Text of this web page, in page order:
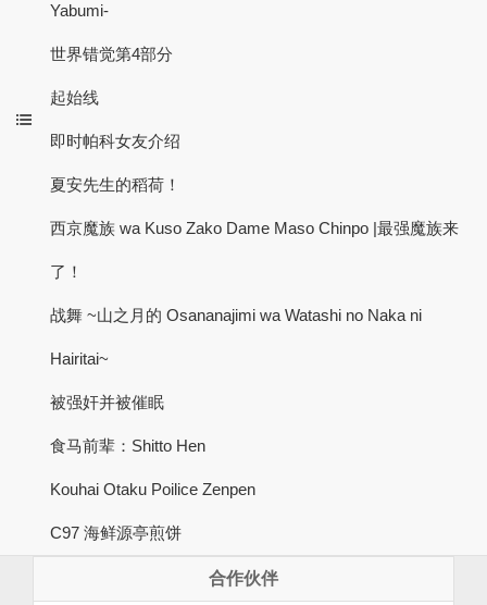
Yabumi-
世界错觉第4部分
起始线
即时帕科女友介绍
夏安先生的稻荷！
西京魔族 wa Kuso Zako Dame Maso Chinpo |最强魔族来
了！
战舞 ~山之月的 Osananajimi wa Watashi no Naka ni
Hairitai~
被强奸并被催眠
食马前辈：Shitto Hen
Kouhai Otaku Poilice Zenpen
C97 海鲜源亭煎饼
合作伙伴